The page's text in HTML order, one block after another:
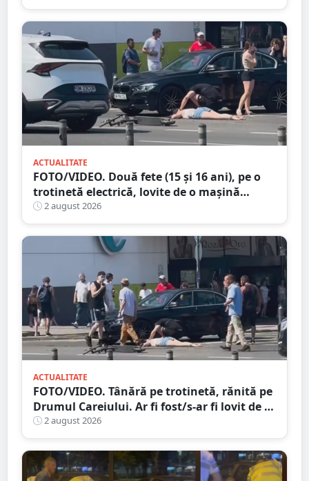
ACTUALITATE
FOTO/VIDEO. Două fete (15 și 16 ani), pe o
trotinetă electrică, lovite de o mașină
trotinetă lângă mall-ul NEPI
2 august 2026
ACTUALITATE
FOTO/VIDEO. Tânără pe trotinetă, rănită pe
Drumul Careiului. Ar fi fost/s-ar fi lovit de o
mașină
2 august 2026